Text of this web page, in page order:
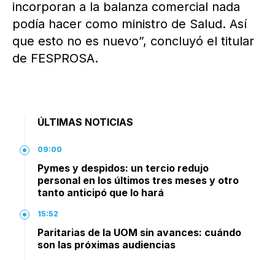
incorporan a la balanza comercial nada
podía hacer como ministro de Salud. Así
que esto no es nuevo”, concluyó el titular
de FESPROSA.
ÚLTIMAS NOTICIAS
09:00
Pymes y despidos: un tercio redujo
personal en los últimos tres meses y otro
tanto anticipó que lo hará
15:52
Paritarias de la UOM sin avances: cuándo
son las próximas audiencias